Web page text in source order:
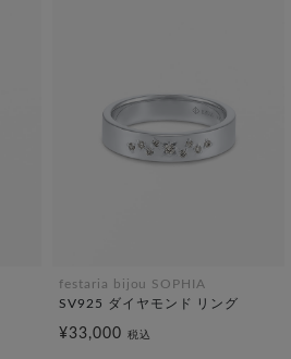
festaria bijou SOPHIA
SV925 ダイヤモンド リング
¥33,000 税込